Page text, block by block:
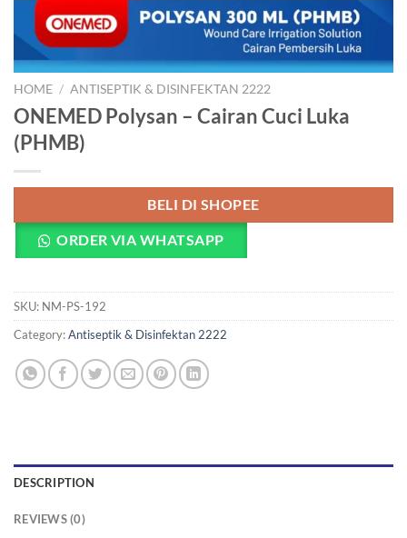
HOME / ANTISEPTIK & DISINFEKTAN 2222
ONEMED Polysan – Cairan Cuci Luka
(PHMB)
BELI DI SHOPEE
ORDER VIA WHATSAPP
SKU: NM-PS-192
Category:Antiseptik & Disinfektan 2222
DESCRIPTION
REVIEWS (0)